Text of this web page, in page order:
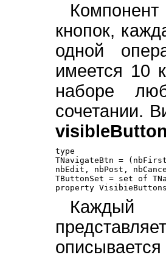
кнопок,
одной
имеется 10
наборе
сочетании.
type
TNavigateBtn =
nbEdit, nbPost,
TButtonSet = set of